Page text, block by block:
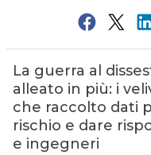
La guerra al
alleato in più: i
che raccolto dati
rischio e dare
e ingegneri